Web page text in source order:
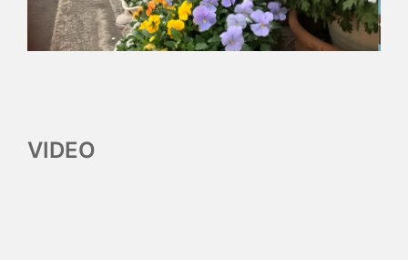
VIDEO